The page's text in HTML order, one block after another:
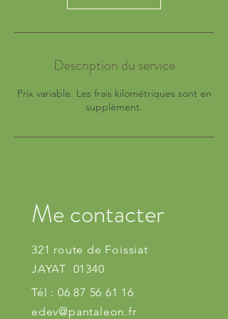
Description du service
Prix variable. Les frais kilométriques sont en
supplément.
Me contacter
321 route de Foissiat
JAYAT 01340
Tél : 06 87 56 61 16
edev@pantaleon.fr